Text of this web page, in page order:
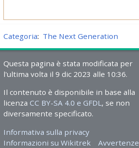
Categoria: The Next Generation
Questa pagina è stata modificata per
l'ultima volta il 9 dic 2023 alle 10:36.
Il contenuto è disponibile in base alla
licenza CC BY-SA 4.0 e GFDL, se non
diversamente specificato.
Informativa sulla privacy
Informazioni su Wikitrek
Avvertenze